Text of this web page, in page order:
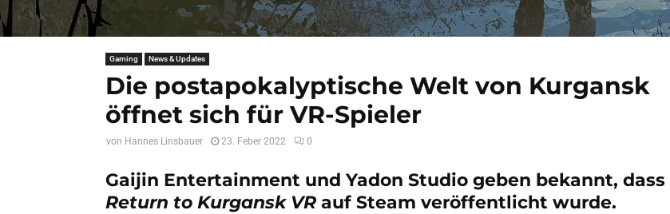
Gaming News & Updates
Die postapokalyptische Welt von Kurgansk
öffnet sich für VR-Spieler
von Hannes Linsbauer 23. Feber 2022 0
Gaijin Entertainment und Yadon Studio geben bekannt, dass
Return to Kurgansk VR auf Steam veröffentlicht wurde.